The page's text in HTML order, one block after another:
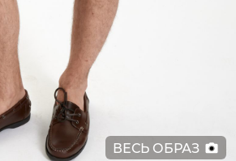
ВЕСЬ ОБРАЗ